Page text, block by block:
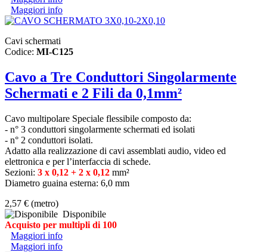
Maggiori info
Cavi schermati
Codice: MI-C125
Cavo a Tre Conduttori Singolarmente
Schermati e 2 Fili da 0,1mm²
Cavo multipolare Speciale flessibile composto da:
- n° 3 conduttori singolarmente schermati ed isolati
- n° 2 conduttori isolati.
Adatto alla realizzazione di cavi assemblati audio, video ed
elettronica e per l’interfaccia di schede.
Sezioni: 3 x 0,12 + 2 x 0,12 mm²
Diametro guaina esterna: 6,0 mm
2,57 € (metro)
Disponibile
Acquisto per multipli di 100
Maggiori info
Maggiori info